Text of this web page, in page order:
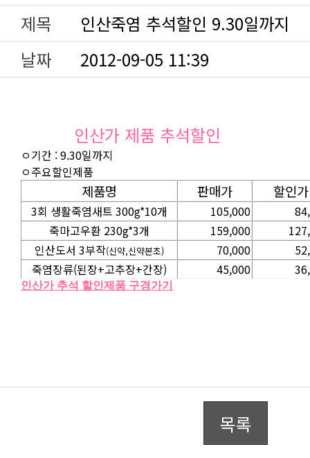
제목
인산죽염 추석할인 9.30일까지
날짜
2012-09-05 11:39
인산가 제품 추석할인
ㅇ기간 : 9.30일까지
ㅇ주요할인제품
제품명 판매가 할인가
3회 생활죽염새트 300g*10개 105,000
죽마고우환 230g*3개
159,000
인산도서 3부작(신약,신약본초) 70,000
죽염장류(된장+고추장+간장)
45,000
인산가 추석 할인제품 구경가기
목록